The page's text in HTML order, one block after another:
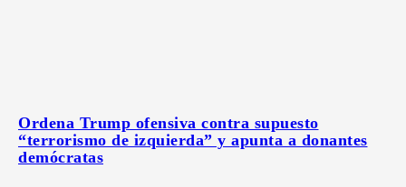
Ordena Trump ofensiva contra supuesto
“terrorismo de izquierda” y apunta a donantes
demócratas